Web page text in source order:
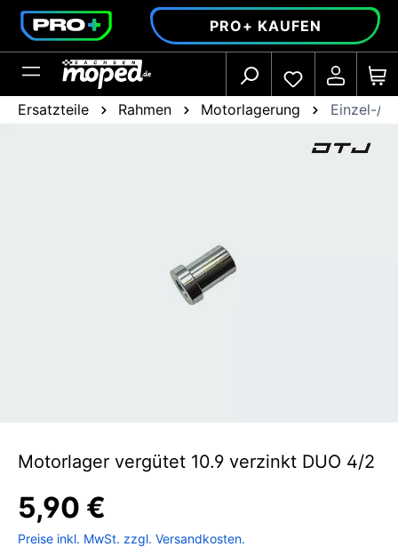
springen PRO+ KAUFEN
Ersatzteile Rahmen Motorlagerung Einzel-/
Motorlager vergütet 10.9 verzinkt DUO 4/2
5,90 €
Preise inkl. MwSt. zzgl. Versandkosten.